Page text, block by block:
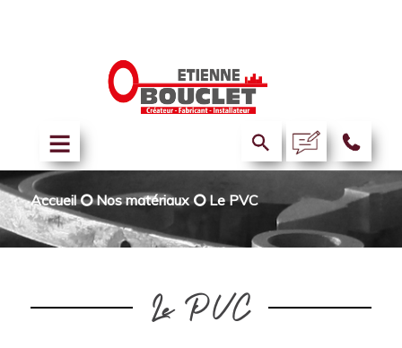
Accueil⭘Nos matériaux⭘Le PVC
Le PVC